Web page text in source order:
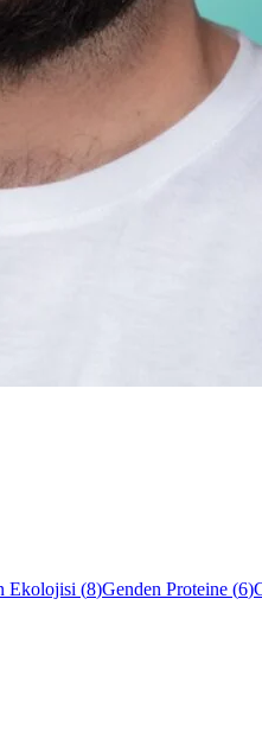
Ekolojisi (8)Genden Proteine (6)